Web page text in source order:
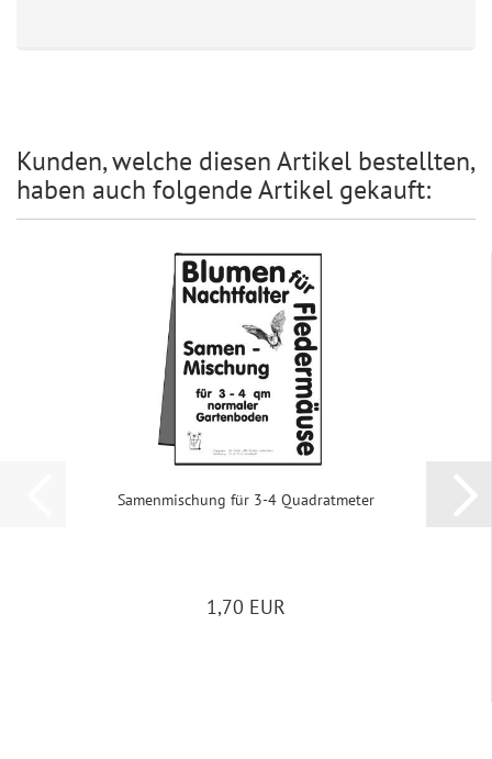
Kunden, welche diesen Artikel bestellten,
haben auch folgende Artikel gekauft:
Sa­men­mi­schung für 3-4 Qua­drat­me­ter
1,70 EUR